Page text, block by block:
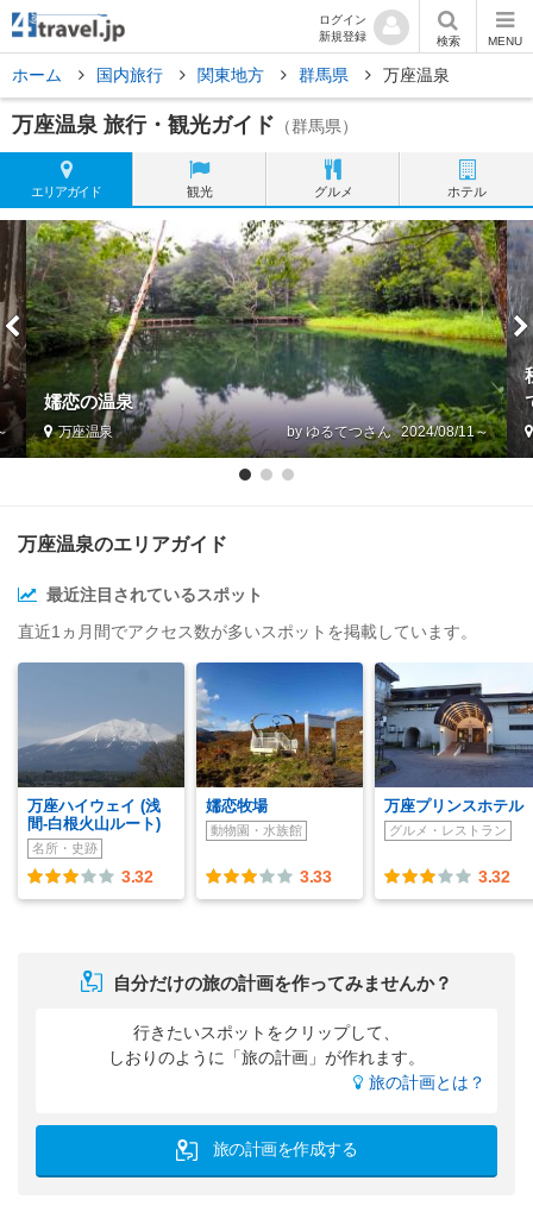
ログイン
新規登録
検索 MENU
ホーム 国内旅行 関東地方 群馬県 万座温泉
万座温泉 旅行・観光ガイド （群馬県）
エリアガイド 観光 グルメ ホテル
嬬恋の温泉
万座温泉 by ゆるてつ 2024/08/11～
万座温泉のエリアガイド
最近注目されているスポット
直近1ヵ月間でアクセス数が多いスポットを掲載しています。
万座ハイウェイ (浅
間-白根火山ルート)
名所・史跡
3.32
嬬恋牧場
動物園・水族館
3.33
万座プリンスホテル
グルメ・レストラン
3.32
自分だけの旅の計画を作ってみませんか？
行きたいスポットをクリップして、
しおりのように「旅の計画」が作れます。
旅の計画とは？
旅の計画を作成する